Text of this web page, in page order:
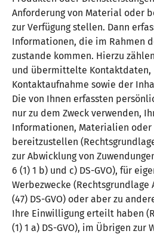
Anforderung von Material oder
zur Verfügung stellen. Dann
Informationen, die im Rahmen
zustande kommen. Hierzu
und übermittelte Kontaktdaten,
Kontaktaufnahme sowie der
Die von Ihnen erfassten
nur zu dem Zweck verwenden,
Informationen, Materialien oder
bereitzustellen (Rechtsgrundlage
zur Abwicklung von
6 (1) 1 b) und c) DS-GVO), für
Werbezwecke (Rechtsgrundlage
(47) DS-GVO) oder aber zu
Ihre Einwilligung erteilt haben
(1) 1 a) DS-GVO), im Übrigen zur